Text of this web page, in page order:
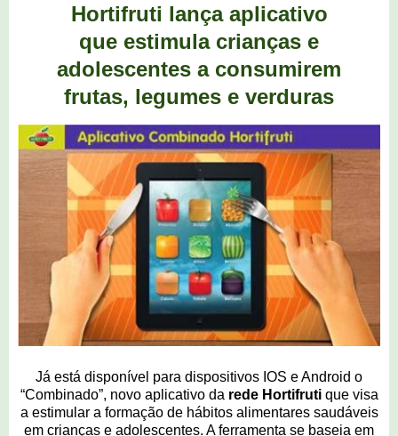
Hortifruti lança aplicativo
que estimula crianças e
adolescentes a consumirem
frutas, legumes e verduras
Já está disponível para dispositivos IOS e Android o
“Combinado”, novo aplicativo da rede Hortifrutique visa
a estimular a formação de hábitos alimentares saudáveis
em crianças e adolescentes. A ferramenta se baseia em